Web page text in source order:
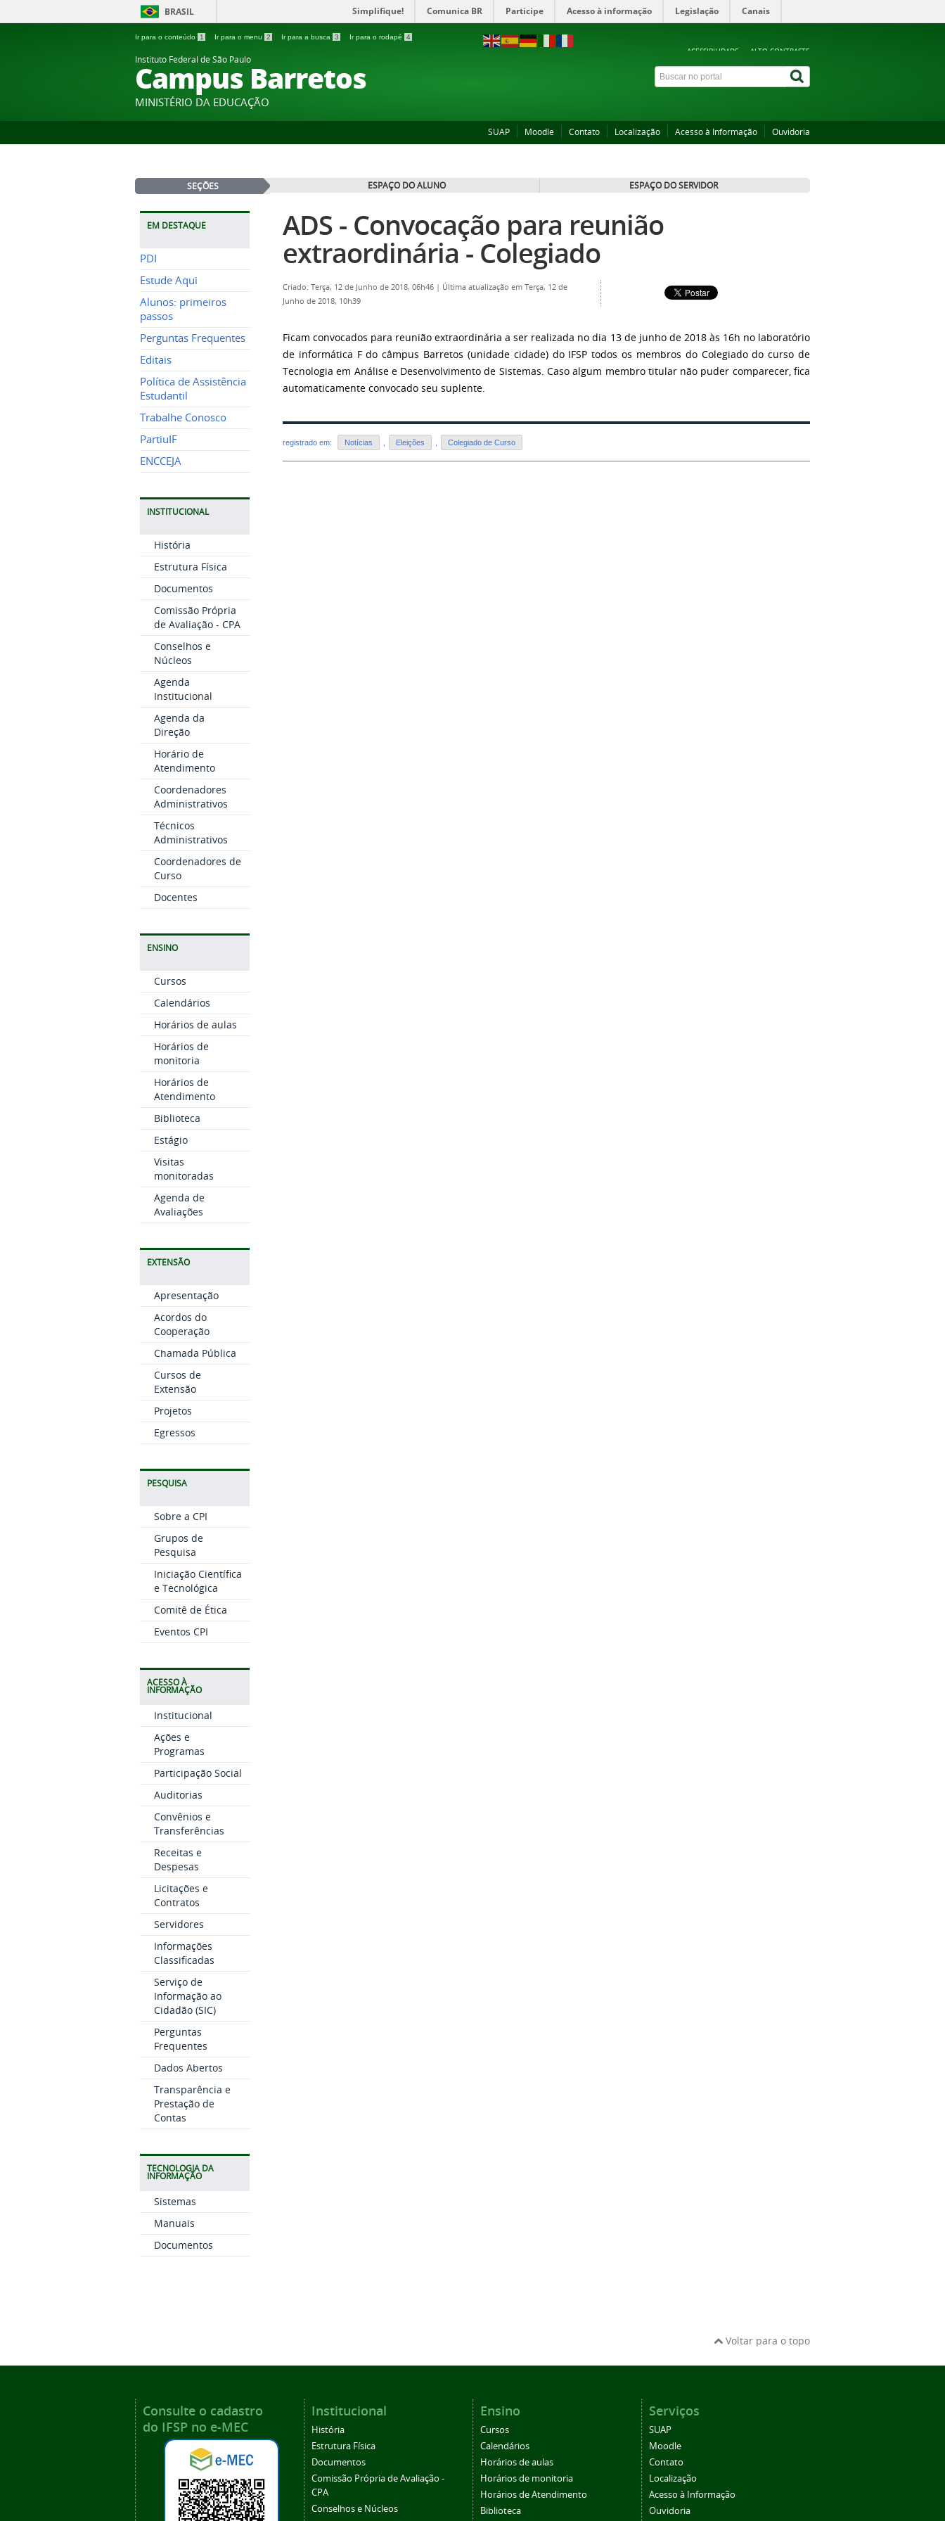
BRASIL Simplifique! Comunica BR Participe Acesso à informação Legislação Canais
Ir para o conteúdo 1 Ir para o menu 2 Ir para a busca 3 Ir para o rodapé 4
ACESSIBILIDADE ALTO CONTRASTE
Instituto Federal de São Paulo
Campus Barretos
MINISTÉRIO DA EDUCAÇÃO
SUAP Moodle Contato Localização Acesso à Informação Ouvidoria
SEÇÕES ESPAÇO DO ALUNO ESPAÇO DO SERVIDOR
EM DESTAQUE
PDI
Estude Aqui
Alunos: primeiros
passos
Perguntas Frequentes
Editais
Política de Assistência
Estudantil
Trabalhe Conosco
PartiuIF
ENCCEJA
INSTITUCIONAL
História
Estrutura Física
Documentos
Comissão Própria
de Avaliação - CPA
Conselhos e
Núcleos
Agenda
Institucional
Agenda da
Direção
Horário de
Atendimento
Coordenadores
Administrativos
Técnicos
Administrativos
Coordenadores de
Curso
Docentes
ENSINO
Cursos
Calendários
Horários de aulas
Horários de
monitoria
Horários de
Atendimento
Biblioteca
Estágio
Visitas
monitoradas
Agenda de
Avaliações
EXTENSÃO
Apresentação
Acordos do
Cooperação
Chamada Pública
Cursos de
Extensão
Projetos
Egressos
PESQUISA
Sobre a CPI
Grupos de
Pesquisa
Iniciação Científica
e Tecnológica
Comitê de Ética
Eventos CPI
ACESSO À
INFORMAÇÃO
Institucional
Ações e
Programas
Participação Social
Auditorias
Convênios e
Transferências
Receitas e
Despesas
Licitações e
Contratos
Servidores
Informações
Classificadas
Serviço de
Informação ao
Cidadão (SIC)
Perguntas
Frequentes
Dados Abertos
Transparência e
Prestação de
Contas
TECNOLOGIA DA
INFORMAÇÃO
Sistemas
Manuais
Documentos
ADS - Convocação para reunião
extraordinária - Colegiado
Criado: Terça, 12 de Junho de 2018, 06h46 | Última atualização em Terça, 12 de
Junho de 2018, 10h39
Ficam convocados para reunião extraordinária a ser realizada no dia 13 de junho de 2018 às 16h no laboratório
de informática F do câmpus Barretos (unidade cidade) do IFSP todos os membros do Colegiado do curso de
Tecnologia em Análise e Desenvolvimento de Sistemas. Caso algum membro titular não puder comparecer, fica
automaticamente convocado seu suplente.
registrado em: Notícias Eleições Colegiado de Curso
Voltar para o topo
Consulte o cadastro
do IFSP no e-MEC
Institucional
História
Estrutura Física
Documentos
Comissão Própria de Avaliação -
CPA
Conselhos e Núcleos
Ensino
Cursos
Calendários
Horários de aulas
Horários de monitoria
Horários de Atendimento
Biblioteca
Serviços
SUAP
Moodle
Contato
Localização
Acesso à Informação
Ouvidoria